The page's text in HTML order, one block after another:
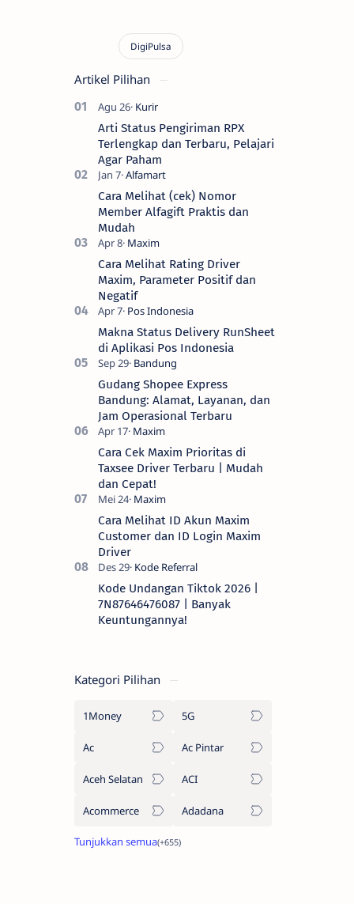
Artikel Pilihan
Arti Status Pengiriman RPX
Terlengkap dan Terbaru, Pelajari
Agar Paham
Cara Melihat (cek) Nomor
Member Alfagift Praktis dan
Mudah
Cara Melihat Rating Driver
Maxim, Parameter Positif dan
Negatif
Makna Status Delivery RunSheet
di Aplikasi Pos Indonesia
Gudang Shopee Express
Bandung: Alamat, Layanan, dan
Jam Operasional Terbaru
Cara Cek Maxim Prioritas di
Taxsee Driver Terbaru | Mudah
dan Cepat!
Cara Melihat ID Akun Maxim
Customer dan ID Login Maxim
Driver
Kode Undangan Tiktok 2026 |
7N87646476087 | Banyak
Keuntungannya!
Kategori Pilihan
1Money 5G
Ac Ac Pintar
Aceh Selatan ACI
Acommerce Adadana